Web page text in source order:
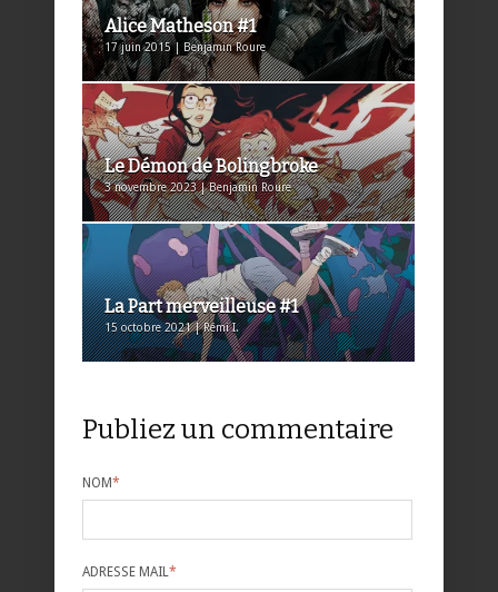
Alice Matheson #1
17 juin 2015 | Benjamin Roure
Le Démon de Bolingbroke
3 novembre 2023 | Benjamin Roure
La Part merveilleuse #1
15 octobre 2021 | Rémi I.
Publiez un commentaire
NOM*
ADRESSE MAIL*